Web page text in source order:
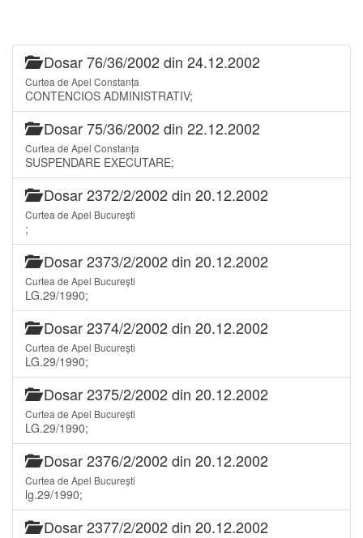
Dosar 76/36/2002 din 24.12.2002
Curtea de Apel Constanța
CONTENCIOS ADMINISTRATIV;
Dosar 75/36/2002 din 22.12.2002
Curtea de Apel Constanța
SUSPENDARE EXECUTARE;
Dosar 2372/2/2002 din 20.12.2002
Curtea de Apel București
;
Dosar 2373/2/2002 din 20.12.2002
Curtea de Apel București
LG.29/1990;
Dosar 2374/2/2002 din 20.12.2002
Curtea de Apel București
LG.29/1990;
Dosar 2375/2/2002 din 20.12.2002
Curtea de Apel București
LG.29/1990;
Dosar 2376/2/2002 din 20.12.2002
Curtea de Apel București
lg.29/1990;
Dosar 2377/2/2002 din 20.12.2002